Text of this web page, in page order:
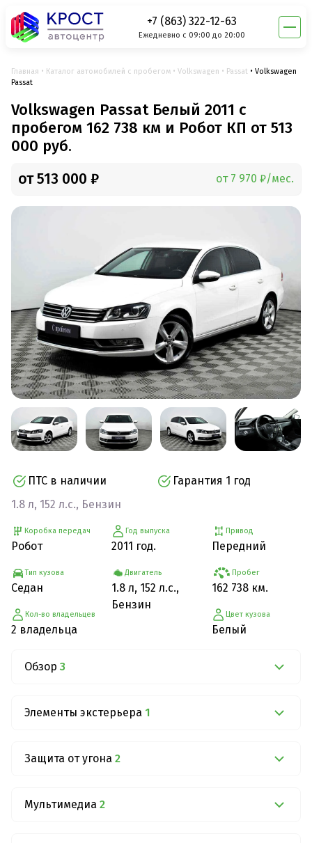
+7 (863) 322-12-63
Ежедневно с 09:00 до 20:00
Главная Каталог автомобилей с пробегом Volkswagen Passat
Volkswagen
Passat
Volkswagen Passat Белый 2011 с
пробегом 162 738 км и Робот КП от 513
000 руб.
от 513 000 ₽ от 7 970 ₽/мес.
ПТС в наличии
Гарантия 1 год
1.8 л, 152 л.с., Бензин
Коробка передач
Робот
Тип кузова
Седан
Кол-во владельцев
2 владельца
Год выпуска
2011 год.
Двигатель
1.8 л, 152 л.с.,
Бензин
Привод
Передний
Пробег
162 738 км.
Цвет кузова
Белый
Обзор 3
Элементы экстерьера 1
Защита от угона 2
Мультимедиа 2